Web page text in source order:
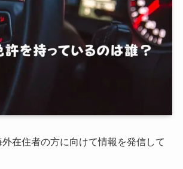
在住者の方に向けて情報を発信して